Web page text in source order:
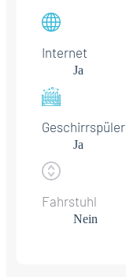
Internet
Ja
Geschirrspüler
Ja
Fahrstuhl
Nein